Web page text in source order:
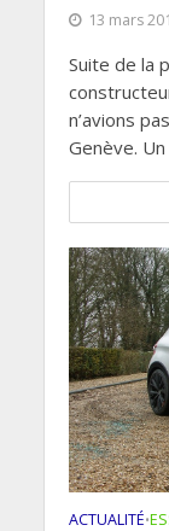
13 mars
Suite de la
n’avions
Genève.
ACTUALITÉ•